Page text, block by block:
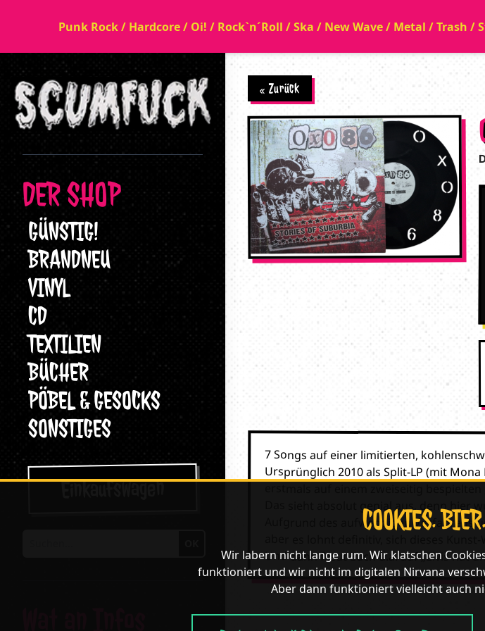
Punk Rock / Hardcore / Oi! / Rock`n´Roll / Ska / New Wave / Metal / Trash
DER SHOP
GÜNSTIG!
BRANDNEU
VINYL
CD
TEXTILIEN
BÜCHER
PÖBEL & GESOCKS
SONSTIGES
Einkaufswagen
« Zurück
7 Songs auf einer limitierten,
Ursprünglich 2010 als Split-LP (mit
Das sieht absolut genial aus, denn hier
Aufgrund des aufwendigen Verfahrens
Und dann freut Euch u.a. auf „Elvis hat
COOKIES.
Wir labern nicht lange rum. Wir klatschen
funktioniert und wir nicht im digitalen Nirvana
Aber dann funktioniert vielleicht auch